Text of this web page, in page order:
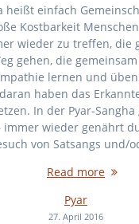
heißt einfach
Kostbarkeit
wieder zu treffen, die
gehen, die
lernen und
haben das
In der Pyar-
immer wieder genährt
von Satsangs und/
Read more
Pyar
27. April 2016